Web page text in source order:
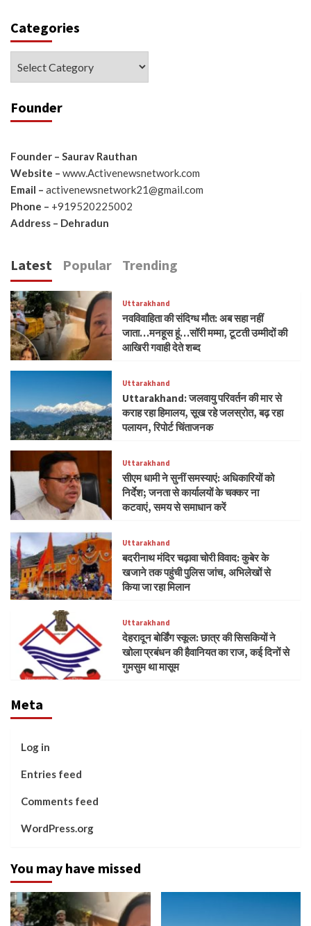
Categories
Founder
Founder – Saurav Rauthan
Website – www.Activenewsnetwork.com
Email – activenewsnetwork21@gmail.com
Phone – +919520225002
Address – Dehradun
Latest Popular Trending
Uttarakhand
नवविवाहिता की संदिग्ध मौत: अब सहा नहीं
जाता…मनहूस हूं…सॉरी मम्मा, टूटती उम्मीदों की
आखिरी गवाही देते शब्द
Uttarakhand
Uttarakhand: जलवायु परिवर्तन की मार से
कराह रहा हिमालय, सूख रहे जलस्रोत, बढ़ रहा
पलायन, रिपोर्ट चिंताजनक
Uttarakhand
सीएम धामी ने सुनीं समस्याएं: अधिकारियों को
निर्देश; जनता से कार्यालयों के चक्कर ना
कटवाएं, समय से समाधान करें
Uttarakhand
बदरीनाथ मंदिर चढ़ावा चोरी विवाद: कुबेर के
खजाने तक पहुंची पुलिस जांच, अभिलेखों से
किया जा रहा मिलान
Uttarakhand
देहरादून बोर्डिंग स्कूल: छात्र की सिसकियों ने
खोला प्रबंधन की हैवानियत का राज, कई दिनों से
गुमसुम था मासूम
Meta
Log in
Entries feed
Comments feed
WordPress.org
You may have missed